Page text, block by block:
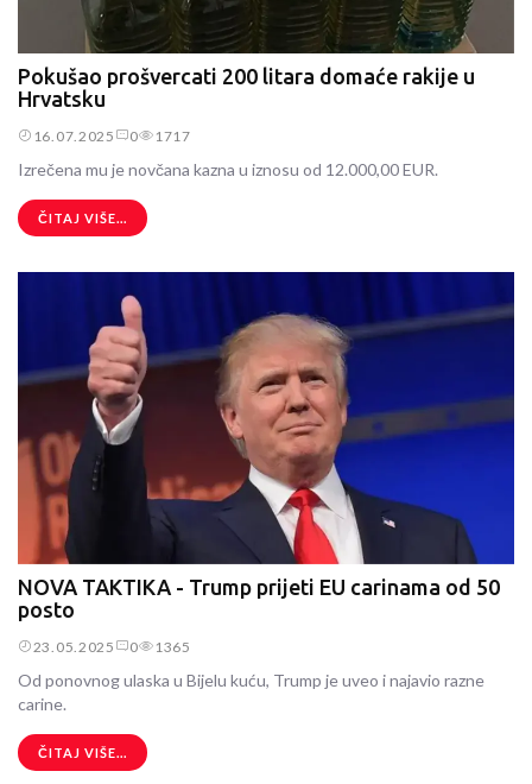
Pokušao prošvercati 200 litara domaće rakije u
Hrvatsku
16.07.2025 0 1717
Izrečena mu je novčana kazna u iznosu od 12.000,00 EUR.
ČITAJ VIŠE...
NOVA TAKTIKA - Trump prijeti EU carinama od 50
posto
23.05.2025 0 1365
Od ponovnog ulaska u Bijelu kuću, Trump je uveo i najavio razne
carine.
ČITAJ VIŠE...